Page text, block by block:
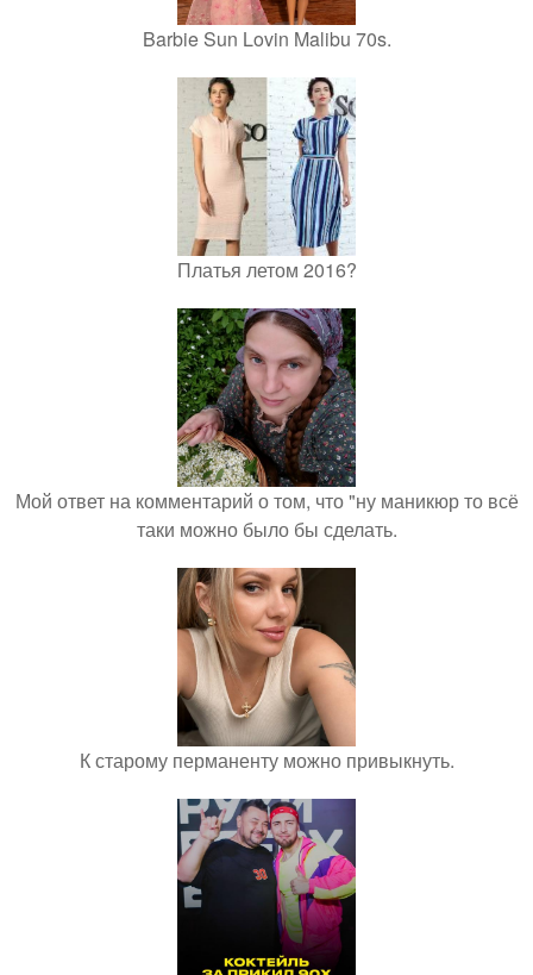
Barbie Sun Lovin Malibu 70s.
Платья летом 2016?
Мой ответ на комментарий о том, что "ну маникюр то всё
таки можно было бы сделать.
К старому перманенту можно привыкнуть.